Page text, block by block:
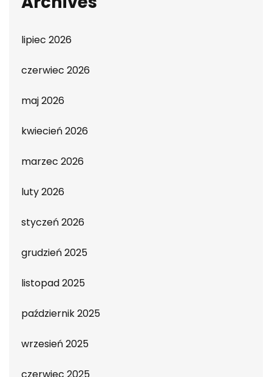
lipiec 2026
czerwiec 2026
maj 2026
kwiecień 2026
marzec 2026
luty 2026
styczeń 2026
grudzień 2025
listopad 2025
październik 2025
wrzesień 2025